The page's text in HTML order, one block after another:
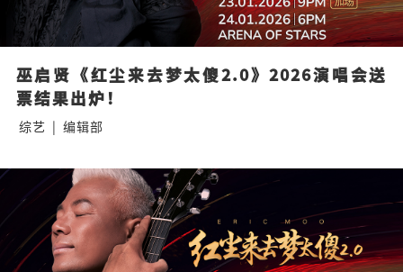
巫启贤《红尘来去梦太傻2.0》2026演唱会送
票结果出炉！
综艺 | 编辑部